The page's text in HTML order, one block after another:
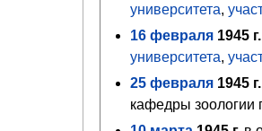
университета,
16 февраля 1945г.
университета,
25 февраля 1945г.
кафедры зоологии